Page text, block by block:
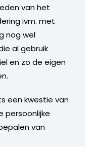
van het
ivm. met
nog wel
al gebruik
en zo de eigen
een kwestie van
persoonlijke
van